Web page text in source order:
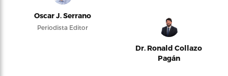
Oscar J. Serrano
Periodista Editor
Dr. Ronald Collazo
Pagán